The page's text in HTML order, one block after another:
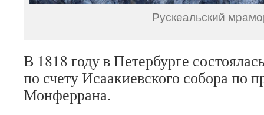
Рускеальский
В 1818 году в Петербурге
по счету Исаакиевского собора по
Монферрана.